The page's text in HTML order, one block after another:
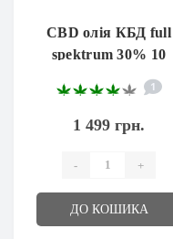
CBD олія КБД full
spektrum 30% 10
1
1 499 грн.
- +
ДО КОШИКА